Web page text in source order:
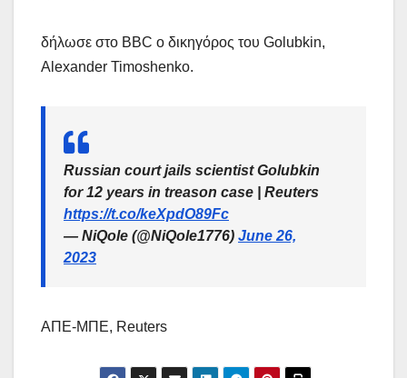
δήλωσε στο BBC ο δικηγόρος του Golubkin,
Alexander Timoshenko.
Russian court jails scientist Golubkin
for 12 years in treason case | Reuters
https://t.co/keXpdO89Fc
— NiQole (@NiQole1776) June 26,
2023
ΑΠΕ-ΜΠΕ, Reuters